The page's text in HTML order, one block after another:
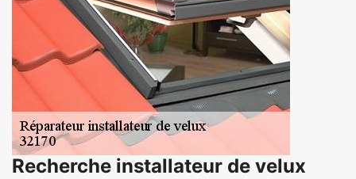
Recherche installateur de velux